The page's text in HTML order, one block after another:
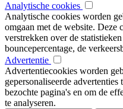
Analytische cookies
Analytische cookies worden
omgaan met de website. Deze
verstrekken over de
bouncepercentage, de
Advertentie
Advertentiecookies worden
gepersonaliseerde
bezochte pagina's en om de
te analyseren.